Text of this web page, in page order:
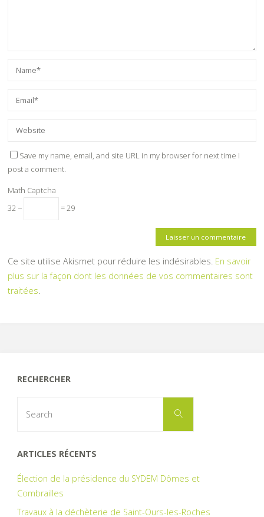
Save my name, email, and site URL in my browser for next time I
post a comment.
Math Captcha
32 −
= 29
Ce site utilise Akismet pour réduire les indésirables. En savoir
plus sur la façon dont les données de vos commentaires sont
traitées
RECHERCHER
Search
ARTICLES RÉCENTS
Élection de la présidence du SYDEM Dômes et
Combrailles
Travaux à la déchèterie de Saint-Ours-les-Roches